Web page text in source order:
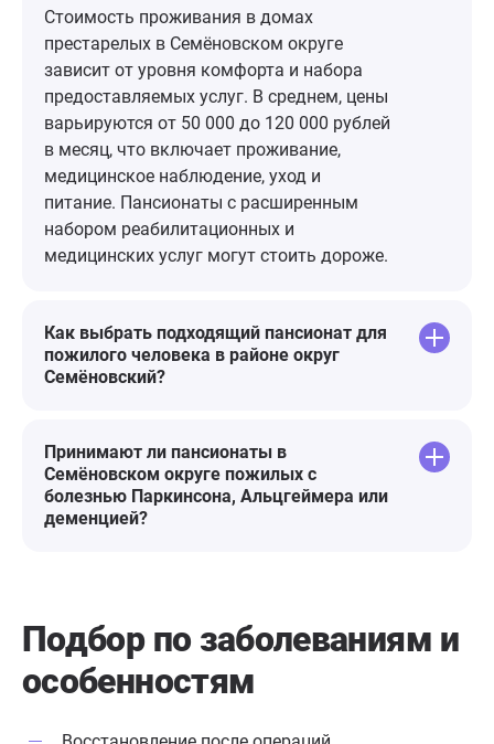
низкого
Стоимость проживания в домах
престарелых в Семёновском округе
зависит от уровня комфорта и набора
предоставляемых услуг. В среднем, цены
варьируются от 50 000 до 120 000 рублей
в месяц, что включает проживание,
медицинское наблюдение, уход и
питание. Пансионаты с расширенным
набором реабилитационных и
медицинских услуг могут стоить дороже.
Как выбрать подходящий пансионат для
пожилого человека в районе округ
Семёновский?
Принимают ли пансионаты в
Семёновском округе пожилых с
болезнью Паркинсона, Альцгеймера или
деменцией?
Подбор по заболеваниям и
особенностям